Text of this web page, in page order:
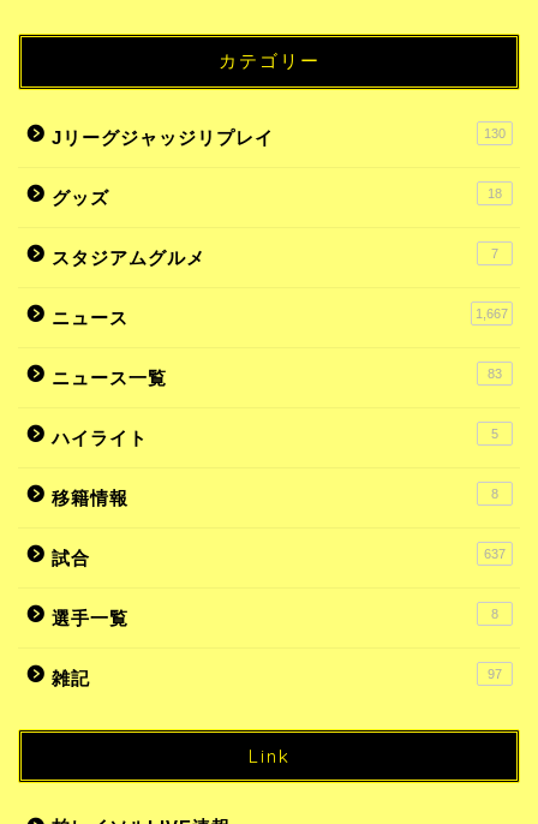
カテゴリー
Jリーグジャッジリプレイ 130
グッズ 18
スタジアムグルメ 7
ニュース 1,667
ニュース一覧 83
ハイライト 5
移籍情報 8
試合 637
選手一覧 8
雑記 97
Link